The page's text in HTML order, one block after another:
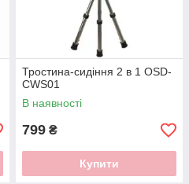
Тростина-сидіння 2 в 1 OSD-
CWS01
В наявності
799 ₴
Купити